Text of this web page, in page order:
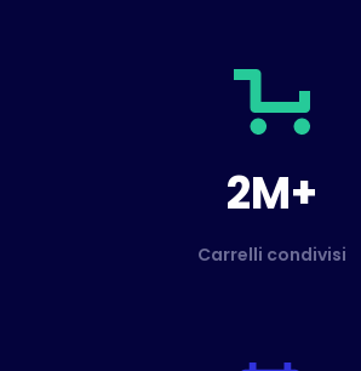
2M+
Carrelli condivisi